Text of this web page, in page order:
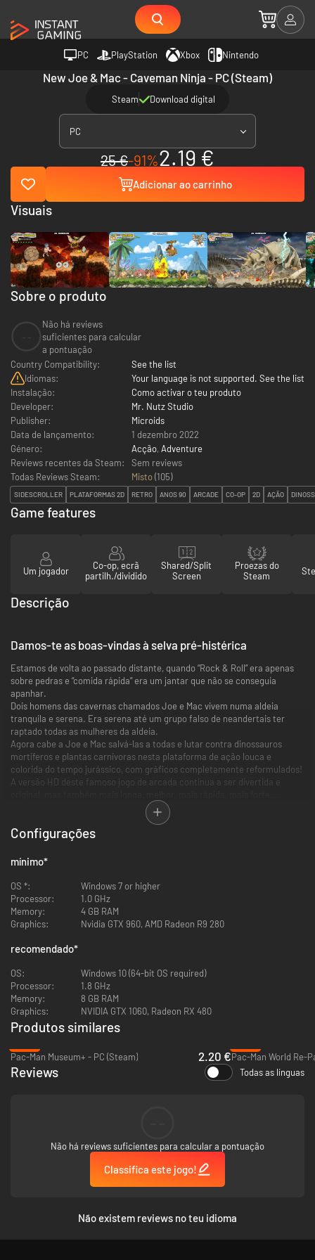
PC PlayStation Xbox Nintendo
New Joe & Mac - Caveman Ninja - PC (Steam)
Steam Download digital
PC
25 €-91%2.19 €
Adicionar ao carrinho
Sobre o produto
Não há reviews
suficientes para calcular
a pontuação
Country Compatibility:
See the list
Idiomas:
Your language is not supported. See the list
Instalação:
Como activar o teu produto
Developer:
Mr. Nutz Studio
Publisher:
Microids
Data de lançamento:
1 dezembro 2022
Género:
Acção, Adventure
Reviews recentes da Steam:
Sem reviews
Todas Reviews Steam:
Misto(105)
SIDESCROLLER PLATAFORMAS 2D RETRO ANOS 90 ARCADE CO-OP 2D AÇÃO
Visuais
Game features
Um jogador
Co-op, ecrã
partilh./dividido
Shared/Split
Screen
Proezas do
Steam
Descrição
Damos-te as boas-vindas à selva pré-histérica
Estamos de volta ao passado distante, quando “Rock & Roll” era apenas
sobre pedras e “comida rápida” era um jantar que não se conseguia
apanhar.
Dois homens das cavernas chamados Joe e Mac vivem numa aldeia
tranquila e serena. Era serena até um grupo falso de neandertais ter
raptado todas as mulheres da aldeia.
Agora cabe a Joe e Mac salvá-las a todas e lutar contra dinossauros
mortíferos e plantas carnívoras nesta plataforma de ação louca e
colorida do tempo jurássico, com gráficos completamente reformulados!
A versão HD deste famoso jogo de arcada continua a ser divertida e
UM DESIGN TOTALMENTE NOVO
e leal do jogo original de arcada com novos gráficos, novos sons e um
controlo melhor para uma experiência sem precedentes.
NOVOS MODOS
: Dois modos estão no menu, o modo de arcada (nova
versão) e um modo alargado que te vai trazer uma experiência de jogo
mais extensa.
MODO DE COOPERAÇÃO : um tipo pré-histórico pode não ser suficiente,
convida um amigo para jogar contigo para partilharem uma aventura
mais forte.
modo contra todos os bosses, um modo de ataque para obter a melhor
pontuação e, para jogar mais rápido do que nunca, um modo de jogo
rápido!
TODAS estas funcionalidades PARA um JOGO engraçado, colorido e
original e UM JOGO desafiante e cheio de conteúdo PARA TODOS os tipos
de jogadores.
Configurações
mínimo*
OS *:
Windows 7 or higher
Processor:
1.0 GHz
Memory:
4 GB RAM
Graphics:
Nvidia GTX 960, AMD Radeon R9 280
recomendado*
OS:
Windows 10 (64-bit OS required)
Processor:
1.8 GHz
Memory:
8 GB RAM
Graphics:
NVIDIA GTX 1060, Radeon RX 480
Produtos similares
Pac-Man Museum+ - PC (Steam)
2.20 €Pac-Man World Re-
Reviews Todas as línguas
Não há reviews suficientes para calcular a pontuação
Classifica este jogo!
Não existem reviews no teu idioma